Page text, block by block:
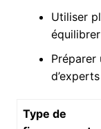
Utiliser
Préparer
Type de